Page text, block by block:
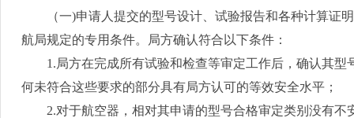
（一)申请人提交的型号设计、试验报告和各种计算证
航局规定的专用条件。局方确认符合以下条件：
1.局方在完成所有试验和检查等审定工作后，确认其
何未符合这些要求的部分具有局方认可的等效安全水平；
2.对于航空器，相对其申请的型号合格审定类别没有不